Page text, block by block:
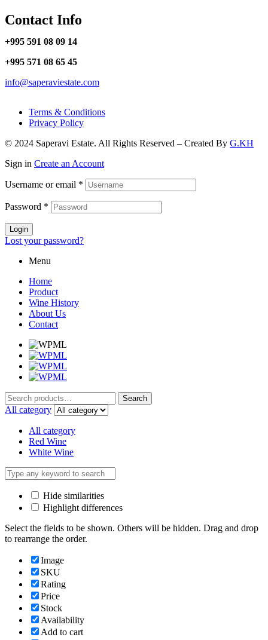
Contact Info
+995 591 08 09 14
+995 571 08 65 45
info@saperaviestate.com
Terms & Conditions
Privacy Policy
© 2024 Saperavi Estate. All Rights Reserved – Created By G.KH
Sign in Create an Account
Username or email *
Password *
Login
Lost your password?
Menu
Home
Product
Wine History
About Us
Contact
Search
for:
Search
All category
All category
Red Wine
White Wine
Hide similarities
Highlight differences
Select the fields to be shown. Others will be hidden. Drag and drop
to rearrange the order.
Image
SKU
Rating
Price
Stock
Availability
Add to cart